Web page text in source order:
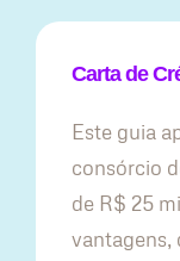
Carta de
Este guia
consórcio
de R$ 25
vantagens,